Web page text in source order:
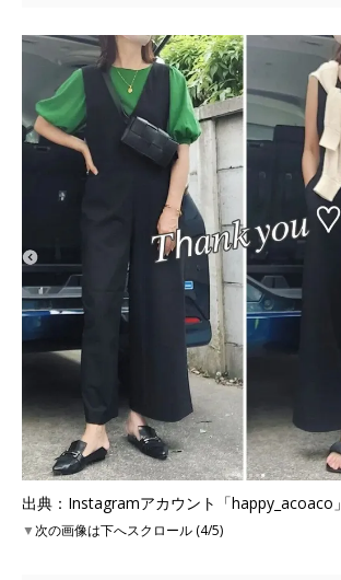
出典：Instagramアカウント「happy_acoaco」
▼次の画像は下へスクロール (4/5)